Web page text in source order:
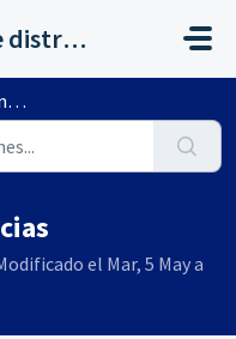
Servicios al canal de distribución de AHORA
el Mar, 5 May a